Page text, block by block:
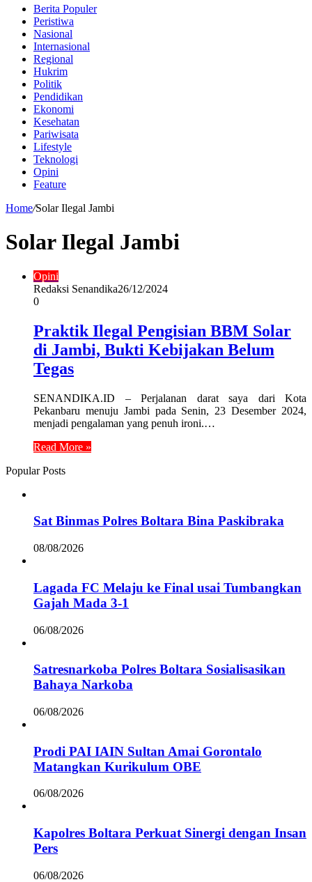
Berita Populer
Peristiwa
Nasional
Internasional
Regional
Hukrim
Politik
Pendidikan
Ekonomi
Kesehatan
Pariwisata
Lifestyle
Teknologi
Opini
Feature
Home/Solar Ilegal Jambi
Solar Ilegal Jambi
Opini
Redaksi Senandika26/12/2024
0
Praktik Ilegal Pengisian BBM Solar
di Jambi, Bukti Kebijakan Belum
Tegas
SENANDIKA.ID – Perjalanan darat saya dari Kota
Pekanbaru menuju Jambi pada Senin, 23 Desember 2024,
menjadi pengalaman yang penuh ironi.…
Read More »
Popular Posts
Sat Binmas Polres Boltara Bina Paskibraka
08/08/2026
Lagada FC Melaju ke Final usai Tumbangkan
Gajah Mada 3-1
06/08/2026
Satresnarkoba Polres Boltara Sosialisasikan
Bahaya Narkoba
06/08/2026
Prodi PAI IAIN Sultan Amai Gorontalo
Matangkan Kurikulum OBE
06/08/2026
Kapolres Boltara Perkuat Sinergi dengan Insan
Pers
06/08/2026